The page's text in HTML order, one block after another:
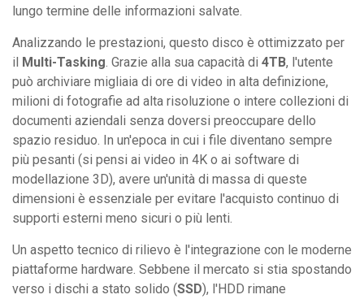
lungo termine delle informazioni salvate.
Analizzando le prestazioni, questo disco è ottimizzato per
il Multi-Tasking. Grazie alla sua capacità di 4TB, l'utente
può archiviare migliaia di ore di video in alta definizione,
milioni di fotografie ad alta risoluzione o intere collezioni di
documenti aziendali senza doversi preoccupare dello
spazio residuo. In un'epoca in cui i file diventano sempre
più pesanti (si pensi ai video in 4K o ai software di
modellazione 3D), avere un'unità di massa di queste
dimensioni è essenziale per evitare l'acquisto continuo di
supporti esterni meno sicuri o più lenti.
Un aspetto tecnico di rilievo è l'integrazione con le moderne
piattaforme hardware. Sebbene il mercato si stia spostando
verso i dischi a stato solido (SSD), l'HDD rimane